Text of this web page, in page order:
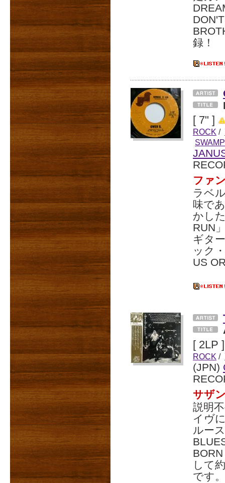
録！
[ 7" ]
ROCK /
SWAMP
ファ
ラベ
味で
かし
RUN
ギタ
ック
US
[ 2LP ]
ROCK /
(JPN)
サザ
説明
イヴ
ルー
して
です